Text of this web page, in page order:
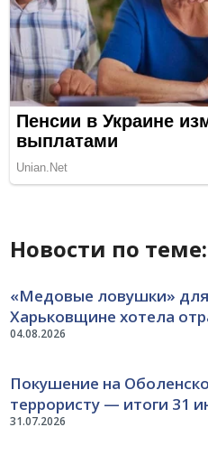
Новости по теме:
04.08.2026
«Медовые ловушки»
Харьковщине хотела
31.07.2026
Покушение на
террористу — итоги 31